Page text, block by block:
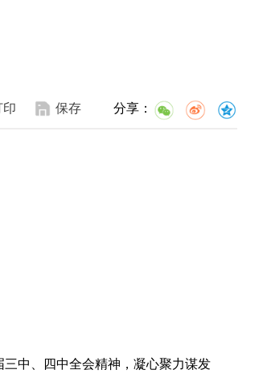
印 保存 分享：
中、四中全会精神，凝心聚力谋发